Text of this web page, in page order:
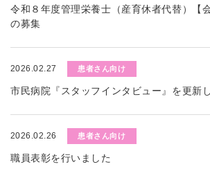
令和８年度管理栄養士（産育休者代替）【
の募集
2026.02.27 患者さん向け
市民病院『スタッフインタビュー』を更新
2026.02.26 患者さん向け
職員表彰を行いました